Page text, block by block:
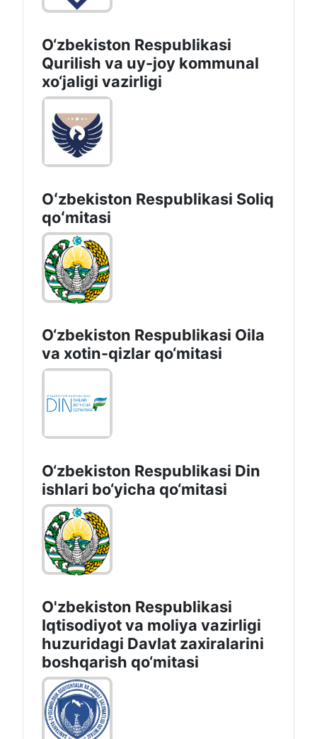
O‘zbekiston Respublikasi
Qurilish va uy-joy kommunal
xo‘jaligi vazirligi
Oʻzbekiston Respublikasi Soliq
qoʻmitasi
O‘zbekiston Respublikasi Oila
va xotin-qizlar qo‘mitasi
O‘zbekiston Respublikаsi Din
ishlаri bo‘yichа qo‘mitаsi
O'zbekiston Respublikasi
Iqtisodiyot va moliya vazirligi
huzuridаgi Dаvlаt zаxirаlаrini
boshqаrish qo‘mitаsi